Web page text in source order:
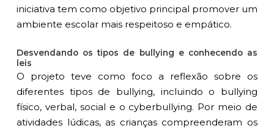
iniciativa tem como objetivo principal promover um
ambiente escolar mais respeitoso e empático.
Desvendando os tipos de bullying e conhecendo as
leis
O projeto teve como foco a reflexão sobre os
diferentes tipos de bullying, incluindo o bullying
físico, verbal, social e o cyberbullying. Por meio de
atividades lúdicas, as crianças compreenderam os